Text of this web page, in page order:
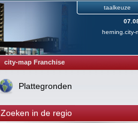
taalkeuze
herning.city-
city-map Franchise
Plattegronden
Zoeken in de regio